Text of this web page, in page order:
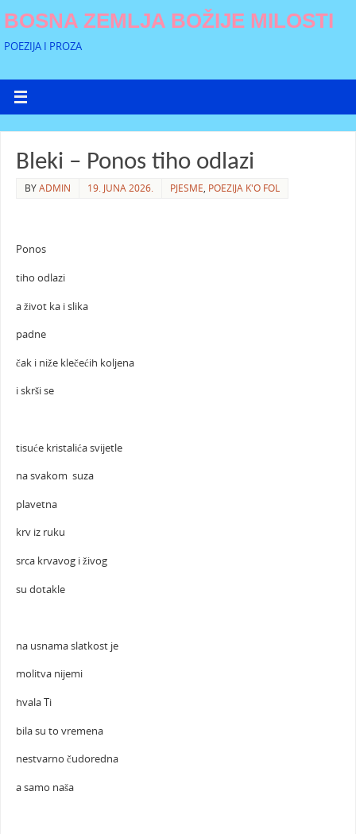
BOSNA ZEMLJA BOŽIJE MILOSTI
POEZIJA I PROZA
Bleki – Ponos tiho odlazi
BYADMIN 19. JUNA 2026. PJESME, POEZIJA K'O FOL
Ponos
tiho odlazi
a život ka i slika
padne
čak i niže klečećih koljena
i skrši se
tisuće kristalića svijetle
na svakom suza
plavetna
krv iz ruku
srca krvavog i živog
su dotakle
na usnama slatkost je
molitva nijemi
hvala Ti
bila su to vremena
nestvarno čudoredna
a samo naša